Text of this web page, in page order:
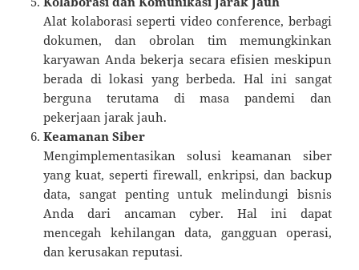
Alat kolaborasi seperti video conference, berbagi
dokumen, dan obrolan tim memungkinkan
karyawan Anda bekerja secara efisien meskipun
berada di lokasi yang berbeda. Hal ini sangat
berguna terutama di masa pandemi dan
pekerjaan jarak jauh.
Keamanan Siber
Mengimplementasikan solusi keamanan siber
yang kuat, seperti firewall, enkripsi, dan backup
data, sangat penting untuk melindungi bisnis
Anda dari ancaman cyber. Hal ini dapat
mencegah kehilangan data, gangguan operasi,
dan kerusakan reputasi.